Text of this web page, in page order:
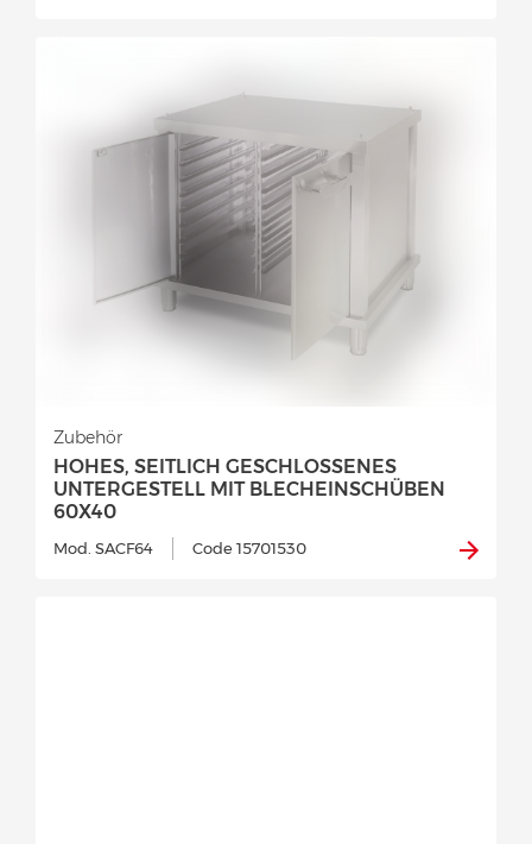
HOHES, SEITLICH GESCHLOSSENES
UNTERGESTELL MIT BLECHEINSCHÜBEN
60X40
Zubehör
Mod. SACF64 Code 15701530